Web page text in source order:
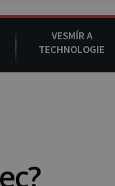
VESMÍR A
TECHNOLOGIE